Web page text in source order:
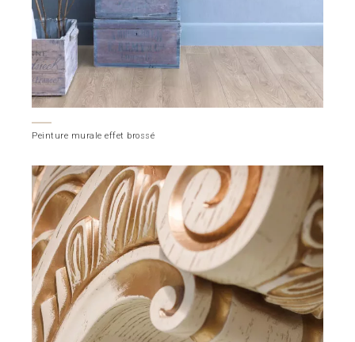
Peinture murale effet brossé